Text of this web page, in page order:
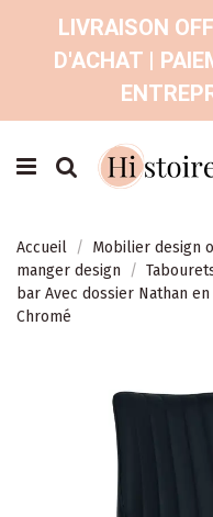
LIVRAISON
D'ACHAT |
Accueil Mobilier design
manger design
bar Avec dossier Nathan
Chromé